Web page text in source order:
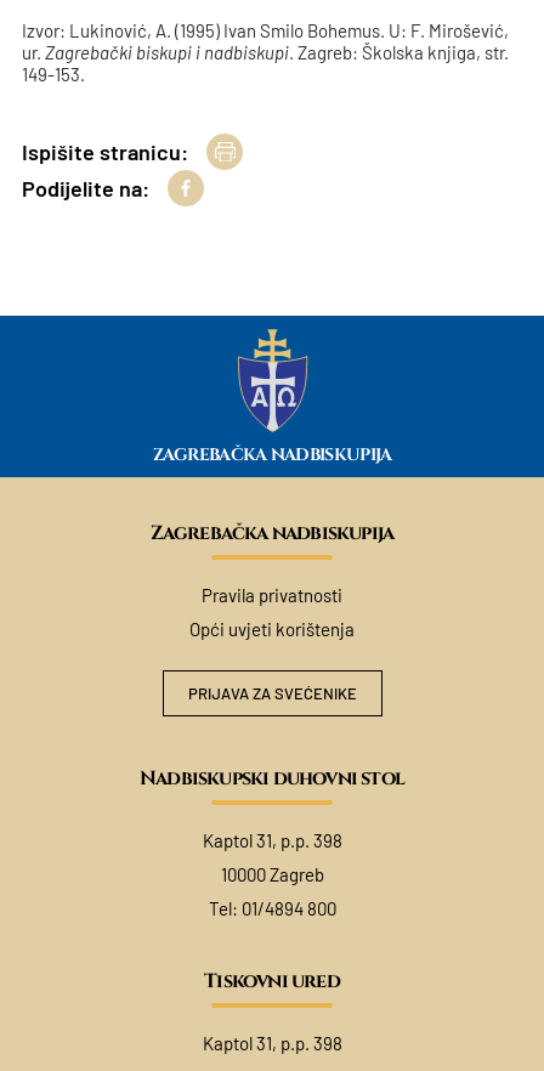
Izvor: Lukinović, A. (1995) Ivan Smilo Bohemus. U: F. Mirošević,
ur.Zagrebački biskupi i nadbiskupi. Zagreb: Školska knjiga, str.
149-153.
Ispišite stranicu:
Podijelite na:
ZAGREBAČKA NADBISKUPIJA
Zagrebačka nadbiskupija
Pravila privatnosti
Opći uvjeti korištenja
PRIJAVA ZA SVEĆENIKE
Nadbiskupski duhovni stol
Kaptol 31, p.p. 398
10000 Zagreb
Tel: 01/4894 800
Tiskovni ured
Kaptol 31, p.p. 398